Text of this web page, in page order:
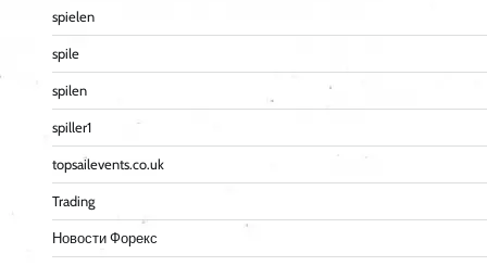
spielen
spile
spilen
spiller1
topsailevents.co.uk
Trading
Новости Форекс